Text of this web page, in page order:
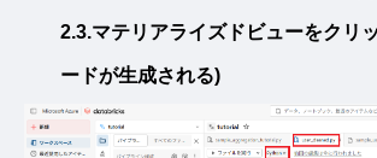
2.3.マテリアライズドビューをクリ
ードが生成される)